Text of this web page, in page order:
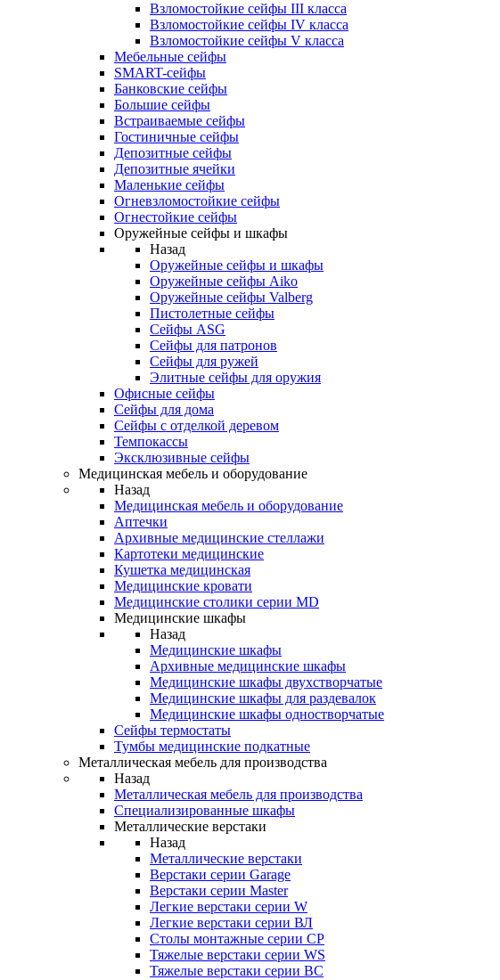
Взломостойкие сейфы III класса
Взломостойкие сейфы IV класса
Взломостойкие сейфы V класса
Мебельные сейфы
SMART-сейфы
Банковские сейфы
Большие сейфы
Встраиваемые сейфы
Гостиничные сейфы
Депозитные сейфы
Депозитные ячейки
Маленькие сейфы
Огневзломостойкие сейфы
Огнестойкие сейфы
Оружейные сейфы и шкафы
Назад
Оружейные сейфы и шкафы
Оружейные сейфы Aiko
Оружейные сейфы Valberg
Пистолетные сейфы
Сейфы ASG
Сейфы для патронов
Сейфы для ружей
Элитные сейфы для оружия
Офисные сейфы
Сейфы для дома
Сейфы с отделкой деревом
Темпокассы
Эксклюзивные сейфы
Медицинская мебель и оборудование
Назад
Медицинская мебель и оборудование
Аптечки
Архивные медицинские стеллажи
Картотеки медицинские
Кушетка медицинская
Медицинские кровати
Медицинские столики серии MD
Медицинские шкафы
Назад
Медицинские шкафы
Архивные медицинские шкафы
Медицинские шкафы двухстворчатые
Медицинские шкафы для раздевалок
Медицинские шкафы одностворчатые
Сейфы термостаты
Тумбы медицинские подкатные
Металлическая мебель для производства
Назад
Металлическая мебель для производства
Cпециализированные шкафы
Металлические верстаки
Назад
Металлические верстаки
Верстаки серии Garage
Верстаки серии Master
Легкие верстаки серии W
Легкие верстаки серии ВЛ
Столы монтажные серии СР
Тяжелые верстаки серии WS
Тяжелые верстаки серии ВС